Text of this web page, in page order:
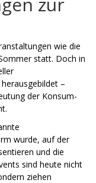
wie die
statt. Doch in
–
der Konsum-
wurde, auf der
und die
sind heute nicht
ziehen